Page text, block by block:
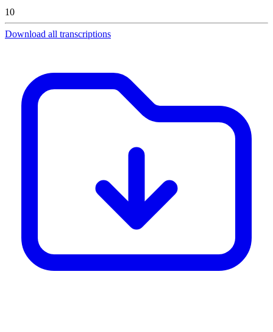
10
Download all transcriptions